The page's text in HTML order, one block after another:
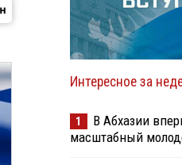
Интересное за
1
В Абхазии
масштабный